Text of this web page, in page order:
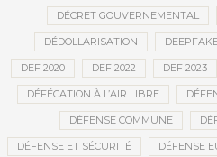
DÉCRET GOUVERNEMENTAL
DÉDOLLARISATION
DEF 2020 DEF 2022 DEF 2023
DÉFÉCATION À L’AIR LIBRE
DÉFENSE COMMUNE
DÉFENSE ET SÉCURITÉ DÉFENSE